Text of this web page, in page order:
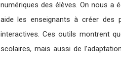
numériques des élèves. On nous a
aide les enseignants à créer des
interactives. Ces outils montrent
scolaires, mais aussi de